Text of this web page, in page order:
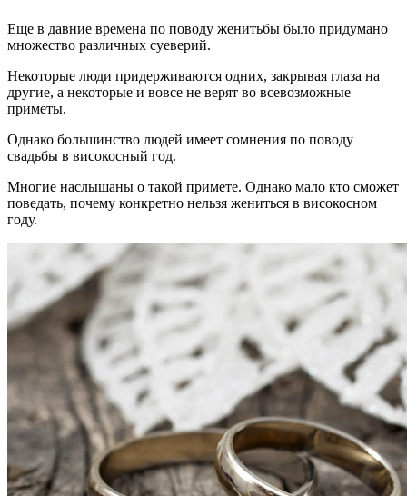
Еще в давние времена по поводу женитьбы было придумано
множество различных суеверий.
Некоторые люди придерживаются одних, закрывая глаза на
другие, а некоторые и вовсе не верят во всевозможные
приметы.
Однако большинство людей имеет сомнения по поводу
свадьбы в високосный год.
Многие наслышаны о такой примете. Однако мало кто сможет
поведать, почему конкретно нельзя жениться в високосном
году.